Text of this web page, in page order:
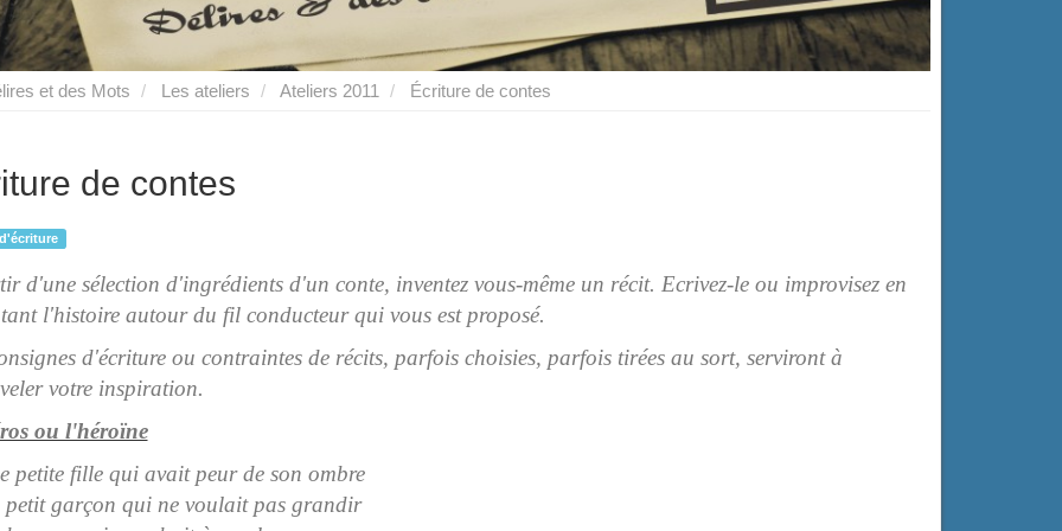
et des Mots Les ateliers Ateliers 2011 Écriture de contes
de contes
d'une sélection d'ingrédients d'un conte, inventez vous-même un récit. Ecrivez-le ou improvisez en
l'histoire autour du fil conducteur qui vous est proposé.
d'écriture ou contraintes de récits, parfois choisies, parfois tirées au sort, serviront à
votre inspiration.
ou l'héroïne
petite fille qui avait peur de son ombre
garçon qui ne voulait pas grandir